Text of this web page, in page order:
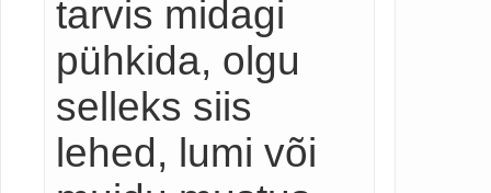
tarvis midagi
pühkida, olgu
selleks siis
lehed, lumi või